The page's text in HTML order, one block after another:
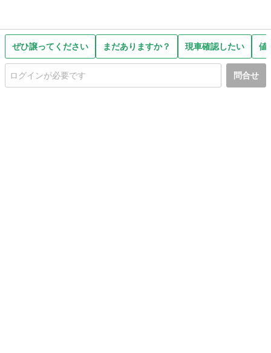
ぜひ譲ってください まだありますか？ 現車確認したい 値
問合せ